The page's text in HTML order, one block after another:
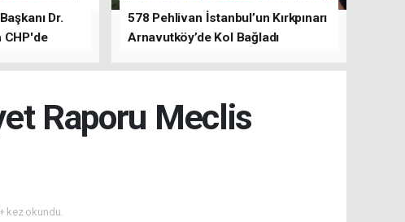
Dr.
CHP'de
578 Pehlivan İstanbul’un Kırkpınarı
Arnavutköy’de Kol Bağladı
Raporu Meclis
kez okundu.